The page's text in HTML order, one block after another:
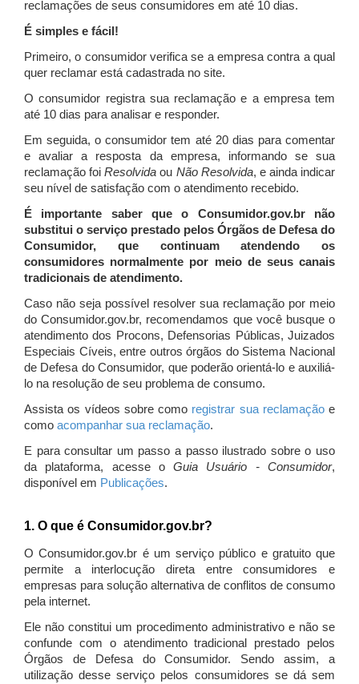
reclamações de seus consumidores em até 10 dias.
É simples e fácil!
Primeiro, o consumidor verifica se a empresa contra a qual
quer reclamar está cadastrada no site.
O consumidor registra sua reclamação e a empresa tem
até 10 dias para analisar e responder.
Em seguida, o consumidor tem até 20 dias para comentar
e avaliar a resposta da empresa, informando se sua
reclamação foiResolvida ou Não Resolvida, e ainda indicar
seu nível de satisfação com o atendimento recebido.
É importante saber que o Consumidor.gov.br não
substitui o serviço prestado pelos Órgãos de Defesa do
Consumidor, que continuam atendendo os
consumidores normalmente por meio de seus canais
tradicionais de atendimento.
Caso não seja possível resolver sua reclamação por meio
do Consumidor.gov.br, recomendamos que você busque o
atendimento dos Procons, Defensorias Públicas, Juizados
Especiais Cíveis, entre outros órgãos do Sistema Nacional
de Defesa do Consumidor, que poderão orientá-lo e auxiliá-
lo na resolução de seu problema de consumo.
Assista os vídeos sobre como registrar sua reclamaçãoe
como acompanhar sua reclamação.
E para consultar um passo a passo ilustrado sobre o uso
da plataforma, acesse oGuia Usuário - Consumidor,
disponível em Publicações.
1. O que é Consumidor.gov.br?
O Consumidor.gov.br é um serviço público e gratuito que
permite a interlocução direta entre consumidores e
empresas para solução alternativa de conflitos de consumo
pela internet.
Ele não constitui um procedimento administrativo e não se
confunde com o atendimento tradicional prestado pelos
Órgãos de Defesa do Consumidor. Sendo assim, a
utilização desse serviço pelos consumidores se dá sem